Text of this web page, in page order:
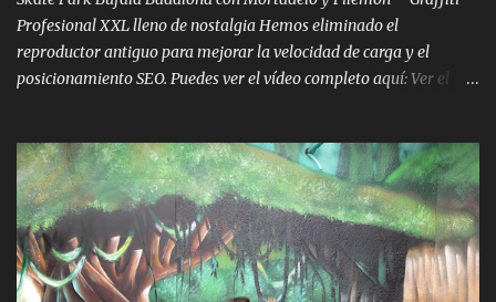
Profesional XXL lleno de nostalgia Hemos eliminado el
reproductor antiguo para mejorar la velocidad de carga y el
posicionamiento SEO. Puedes ver el vídeo completo aquí: Ver el
Mortadelo y Filemón Hay murales bonitos. Hay murales grandes.
Y luego están los murales que conectan directamente con la
infancia de varias generaciones. El Skate Park de Bufalà, en
Badalona, se transformó en un homenaje gigante a Mortadelo y
Filemón. No uno. No dos. Un montón de Mortadelos disfrazados de
mil cosas distintas, como solo él sabe hacer: torero, superhéroe,